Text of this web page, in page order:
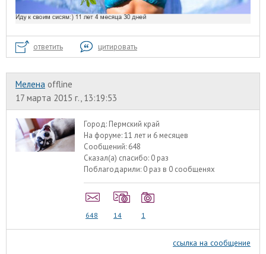
ответить цитировать
Мелена offline
17 марта 2015 г., 13:19:53
Город: Пермский край
На форуме:11 лет и 6 месяцев
Сообщений: 648
Сказал(а) спасибо: 0 раз
Поблагодарили: 0 раз в 0 сообщенях
648 14 1
ссылка на сообщение